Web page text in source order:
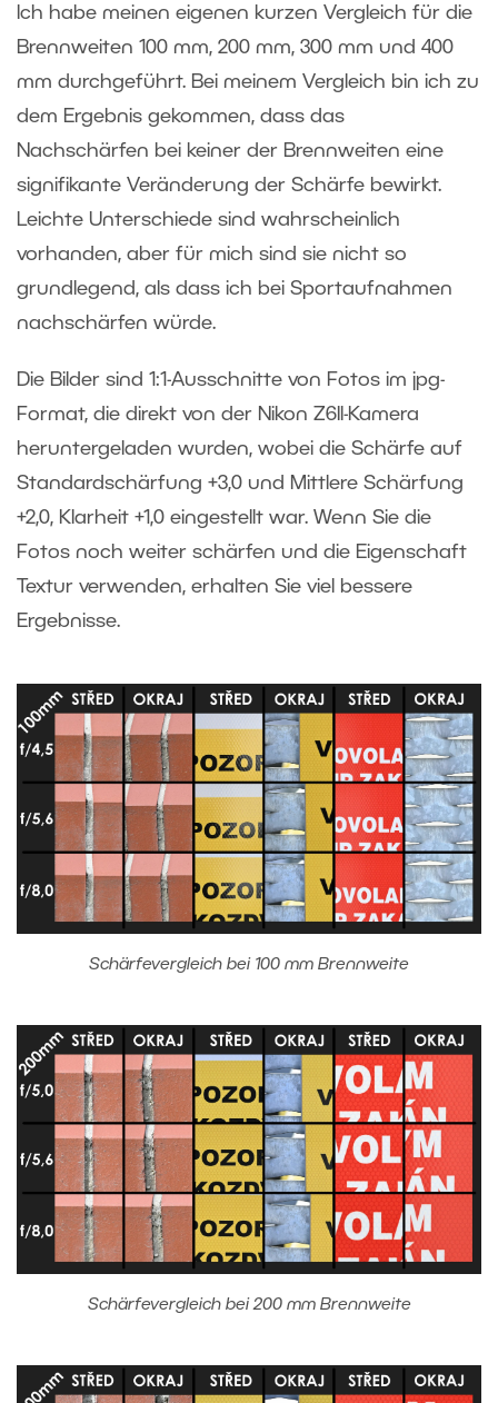
Ich habe meinen eigenen kurzen Vergleich für die
Brennweiten 100 mm, 200 mm, 300 mm und 400
mm durchgeführt. Bei meinem Vergleich bin ich zu
dem Ergebnis gekommen, dass das
Nachschärfen bei keiner der Brennweiten eine
signifikante Veränderung der Schärfe bewirkt.
Leichte Unterschiede sind wahrscheinlich
vorhanden, aber für mich sind sie nicht so
grundlegend, als dass ich bei Sportaufnahmen
nachschärfen würde.
Die Bilder sind 1:1-Ausschnitte von Fotos im jpg-
Format, die direkt von der Nikon Z6II-Kamera
heruntergeladen wurden, wobei die Schärfe auf
Standardschärfung +3,0 und Mittlere Schärfung
+2,0, Klarheit +1,0 eingestellt war. Wenn Sie die
Fotos noch weiter schärfen und die Eigenschaft
Textur verwenden, erhalten Sie viel bessere
Ergebnisse.
Schärfevergleich bei 100 mm Brennweite
Schärfevergleich bei 200 mm Brennweite